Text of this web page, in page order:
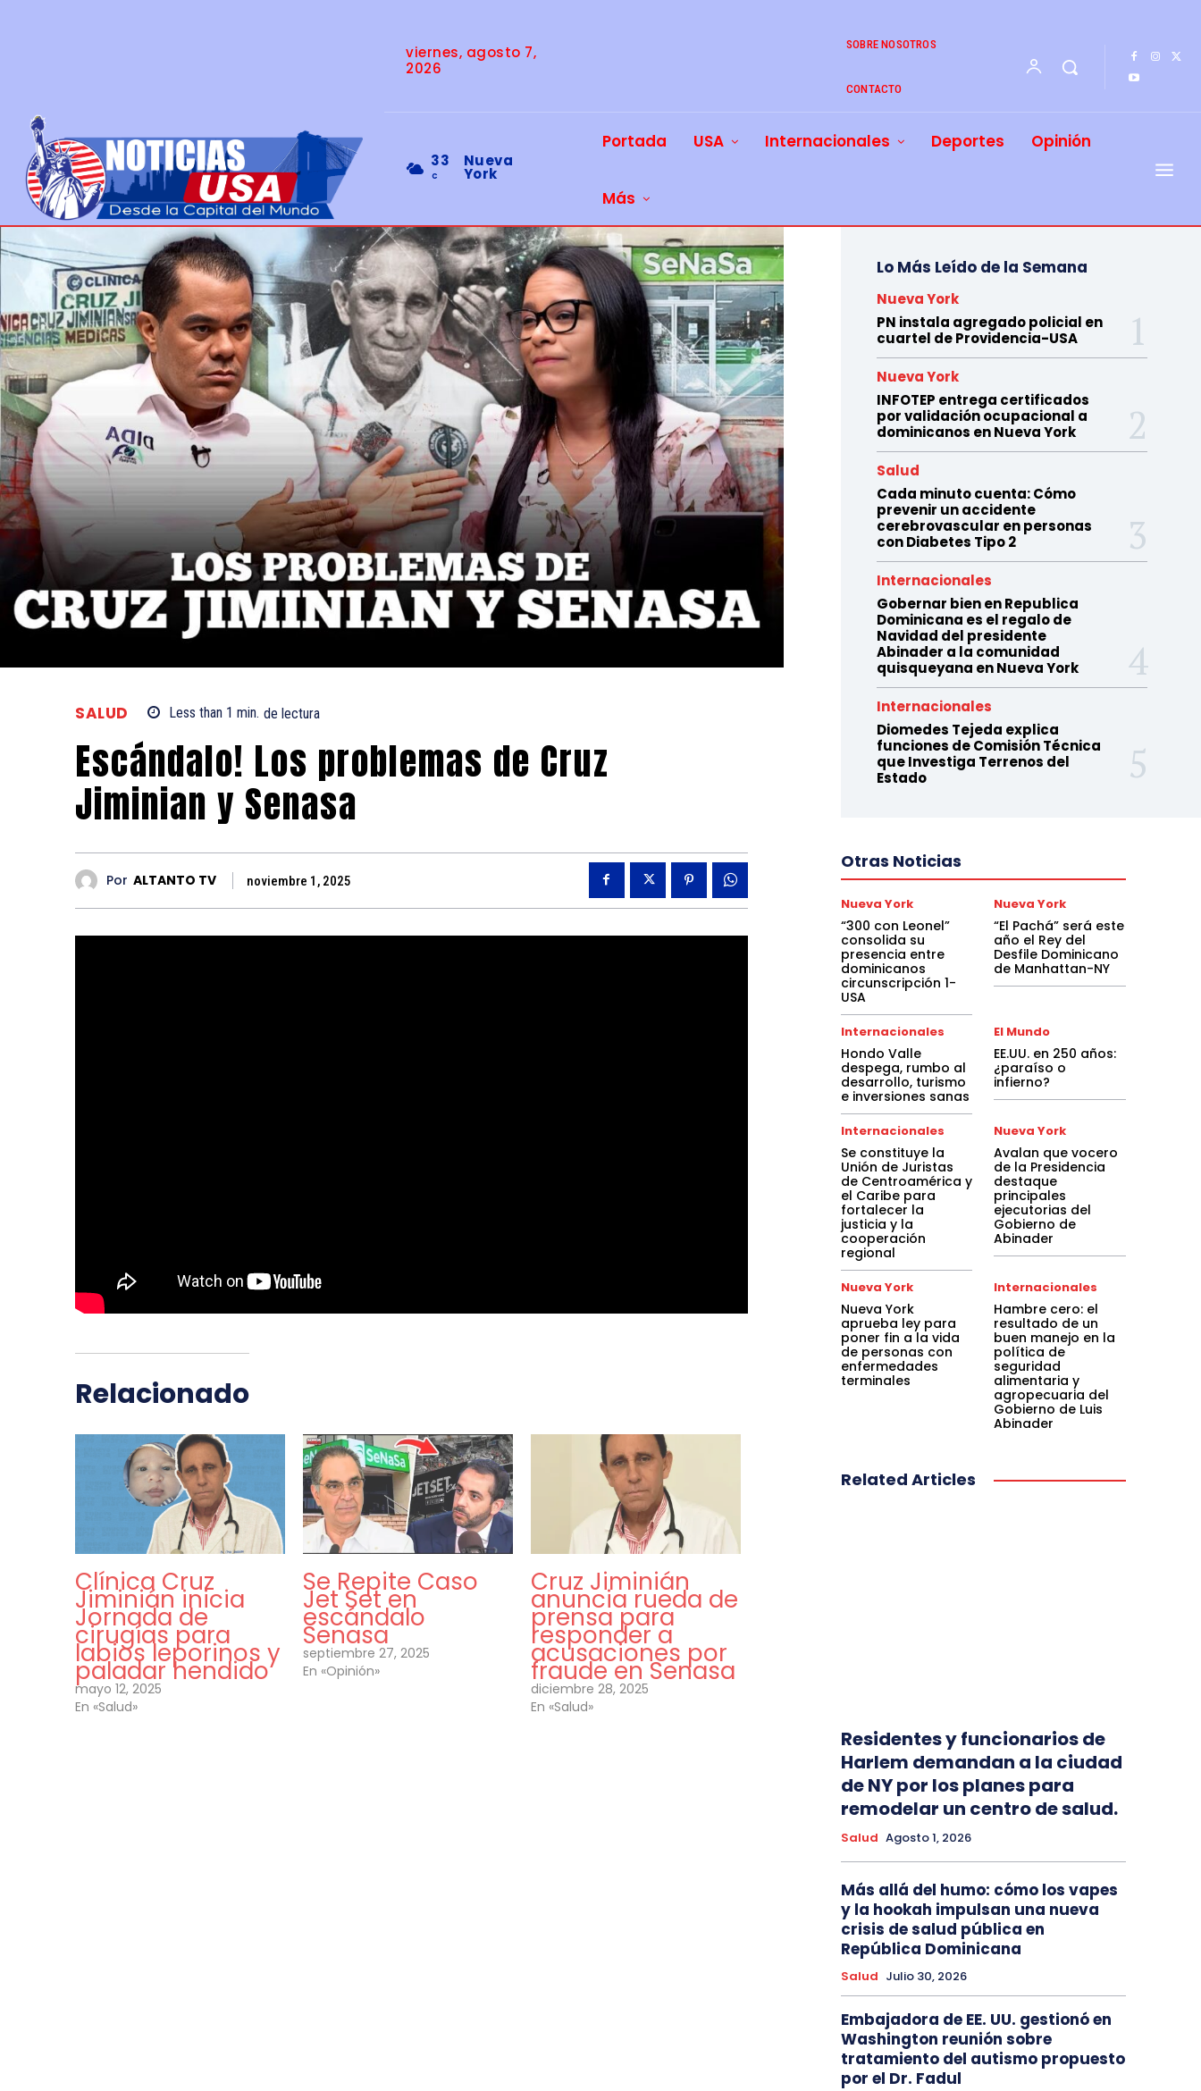
viernes, agosto 7,
2026
SOBRE NOSOTROS
CONTACTO
33
C
Nueva
York
Portada USA Internacionales Deportes Opinión
Más
SALUD Less than 1 min. de lectura
Escándalo! Los problemas de Cruz
Jiminian y Senasa
Por ALTANTO TV noviembre 1, 2025
Relacionado
Clínica Cruz
Jiminián inicia
Jornada de
cirugías para
labios leporinos y
paladar hendido
mayo 12, 2025
En «Salud»
Se Repite Caso
Jet Set en
escándalo
Senasa
septiembre 27, 2025
En «Opinión»
Cruz Jiminián
anuncia rueda de
prensa para
responder a
acusaciones por
fraude en Senasa
diciembre 28, 2025
En «Salud»
Lo Más Leído de la Semana
Nueva York
PN instala agregado policial en
cuartel de Providencia-USA
Nueva York
INFOTEP entrega certificados
por validación ocupacional a
dominicanos en Nueva York
Salud
Cada minuto cuenta: Cómo
prevenir un accidente
cerebrovascular en personas
con Diabetes Tipo 2
Internacionales
Gobernar bien en Republica
Dominicana es el regalo de
Navidad del presidente
Abinader a la comunidad
quisqueyana en Nueva York
Internacionales
Diomedes Tejeda explica
funciones de Comisión Técnica
que Investiga Terrenos del
Estado
Otras Noticias
Nueva York
“300 con Leonel”
consolida su
presencia entre
dominicanos
circunscripción 1-
USA
Nueva York
“El Pachá” será este
año el Rey del
Desfile Dominicano
de Manhattan-NY
Internacionales
Hondo Valle
despega, rumbo al
desarrollo, turismo
e inversiones sanas
El Mundo
EE.UU. en 250 años:
¿paraíso o
infierno?
Internacionales
Se constituye la
Unión de Juristas
de Centroamérica y
el Caribe para
fortalecer la
justicia y la
cooperación
regional
Nueva York
Avalan que vocero
de la Presidencia
destaque
principales
ejecutorias del
Gobierno de
Abinader
Nueva York
Nueva York
aprueba ley para
poner fin a la vida
de personas con
enfermedades
terminales
Internacionales
Hambre cero: el
resultado de un
buen manejo en la
política de
seguridad
alimentaria y
agropecuaria del
Gobierno de Luis
Abinader
Related Articles
Residentes y funcionarios de
Harlem demandan a la ciudad
de NY por los planes para
remodelar un centro de salud.
Salud Agosto 1, 2026
Más allá del humo: cómo los vapes
y la hookah impulsan una nueva
crisis de salud pública en
República Dominicana
Salud Julio 30, 2026
Embajadora de EE. UU. gestionó en
Washington reunión sobre
tratamiento del autismo propuesto
por el Dr. Fadul